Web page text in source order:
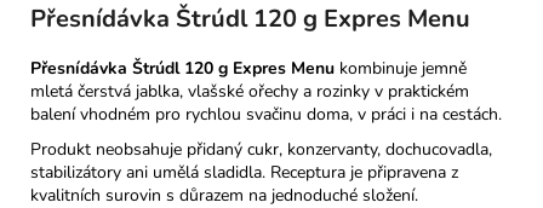
Přesnídávka Štrúdl 120 g Expres Menu
Přesnídávka Štrúdl 120 g Expres Menu kombinuje jemně
mletá čerstvá jablka, vlašské ořechy a rozinky v praktickém
balení vhodném pro rychlou svačinu doma, v práci i na cestách.
Produkt neobsahuje přidaný cukr, konzervanty, dochucovadla,
stabilizátory ani umělá sladidla. Receptura je připravena z
kvalitních surovin s důrazem na jednoduché složení.